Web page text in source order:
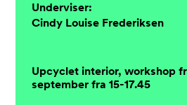
Underviser:
Cindy Louise Frederiksen
Upcyclet interior, workshop
september fra 15-17.45